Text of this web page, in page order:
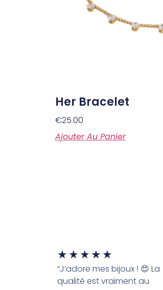
Her Bracelet
€25.00
Ajouter Au Panier
★ ★ ★ ★ ★
“J’adore mes bijoux ! 😍 La
qualité est vraiment au